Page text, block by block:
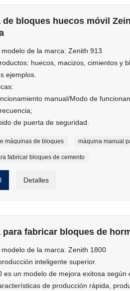
de bloques huecos móvil
de la marca: Zenith 913
huecos, macizos, cimientos y
ejemplos.
manual/Modo de
de puerta de seguridad.
máquinas de bloques máquina manual
fabricar bloques de cemento
Detalles
para fabricar bloques de
de la marca: Zenith 1800
inteligente superior.
es un modelo de mejora exitosa según
de producción rápida,